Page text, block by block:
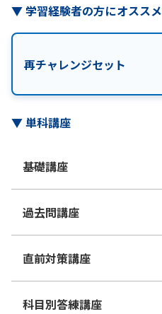
▼学習経験者の方にオススメ
再チャレンジセット
▼単科講座
基礎講座
過去問講座
直前対策講座
科目別答練講座